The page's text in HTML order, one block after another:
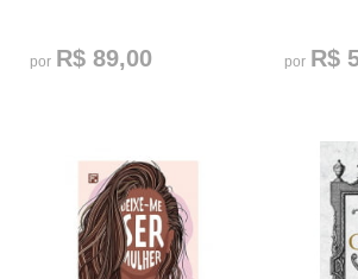
por R$ 89,00 por R$